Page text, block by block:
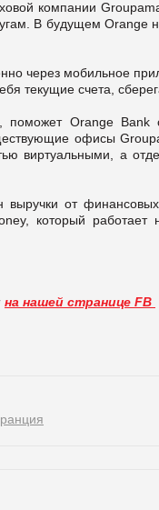
компании
В будущем Orange
через мобильное
текущие счета,
Orange Bank
офисы
виртуальными, а
от
который
на нашей странице FB